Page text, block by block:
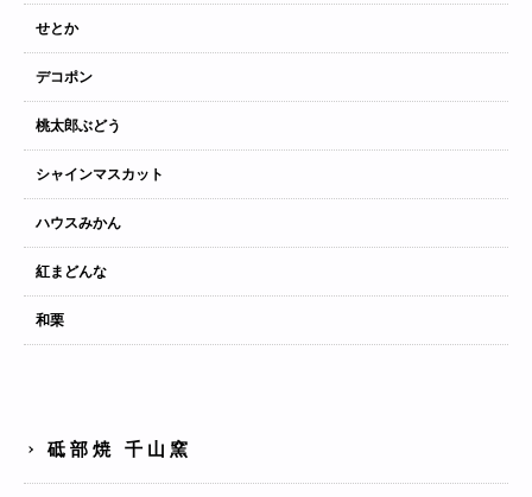
せとか
デコポン
桃太郎ぶどう
シャインマスカット
ハウスみかん
紅まどんな
和栗
砥部焼 千山窯